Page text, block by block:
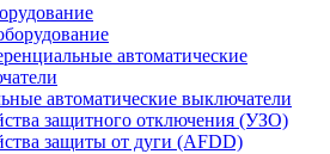
автоматические
автоматические выключатели
защитного отключения (УЗО)
защиты от дуги (AFDD)